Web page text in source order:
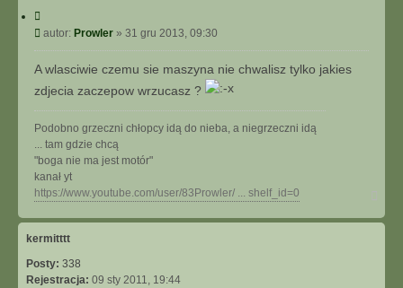
y
j
P
o
s
autor: Prowler » 31 gru 2013, 09:30
A wlasciwie czemu sie maszyna nie chwalisz tylko jakies
zdjecia zaczepow wrzucasz ?
Podobno grzeczni chłopcy idą do nieba, a niegrzeczni idą
... tam gdzie chcą
"boga nie ma jest motór"
kanał yt
https://www.youtube.com/user/83Prowler/ ... shelf_id=0
g
kermitttt
Posty: 338
Rejestracja: 09 sty 2011, 19:44